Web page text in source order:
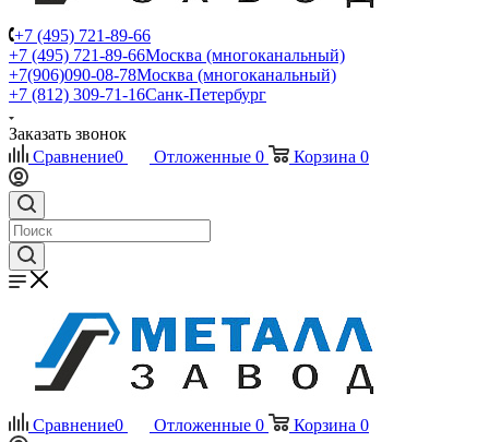
+7 (495) 721-89-66
+7 (495) 721-89-66Москва (многоканальный)
+7(906)090-08-78Москва (многоканальный)
+7 (812) 309-71-16Санк-Петербург
Заказать звонок
Сравнение0 Отложенные 0 Корзина 0
Сравнение0 Отложенные 0 Корзина 0